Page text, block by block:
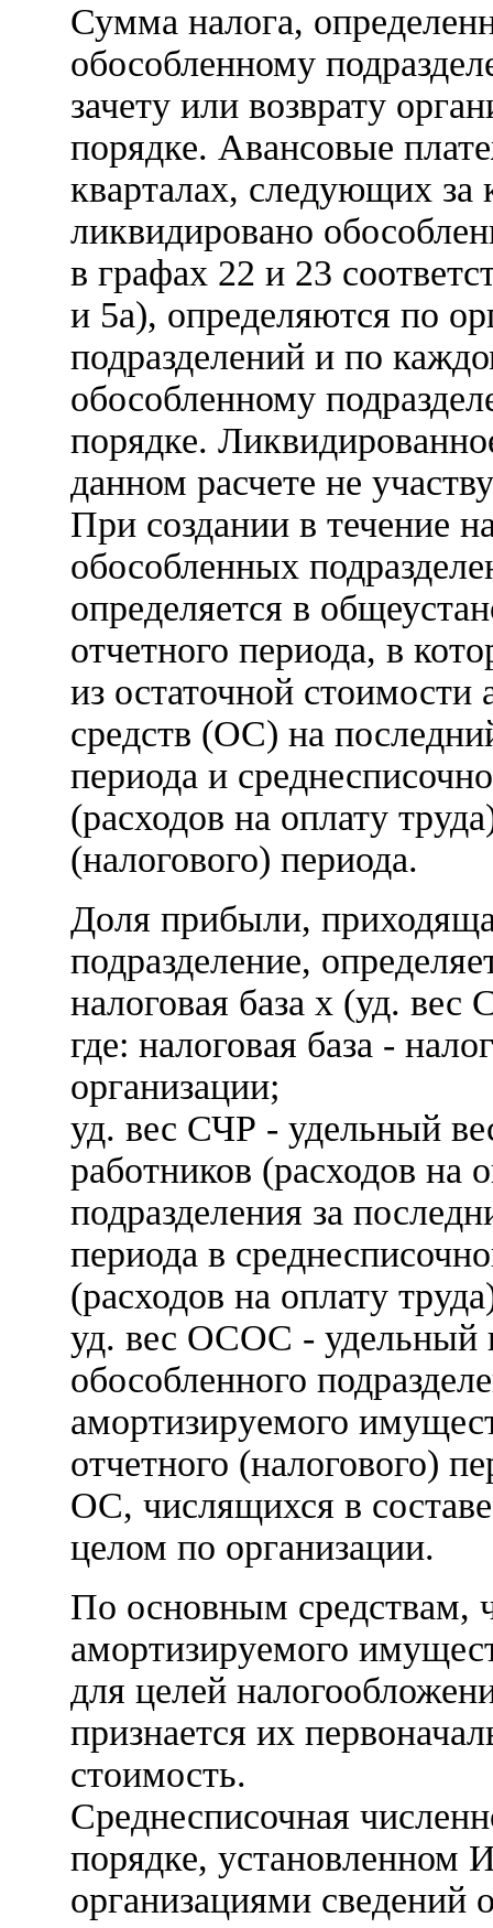
Сумма налога,
обособленному
зачету или возврату
порядке. Авансовые
кварталах, следующих за
ликвидировано
в графах 22 и 23
и 5а), определяются по
подразделений и по
обособленному
порядке.
данном расчете не
При создании в течение
обособленных
определяется в
отчетного периода, в
из остаточной
средств (ОС) на
периода и
(расходов на оплату
(налогового) периода.
Доля прибыли,
подразделение,
налоговая база x (уд.
где: налоговая база -
организации;
уд. вес СЧР - удельный
работников (расходов на
подразделения за
периода в
(расходов на оплату
уд. вес ОСОС - удельный
обособленного
амортизируемого
отчетного (налогового)
ОС, числящихся в
целом по организации.
По основным средствам,
амортизируемого
для целей
признается их
стоимость.
Среднесписочная
порядке, установленном
организациями сведений